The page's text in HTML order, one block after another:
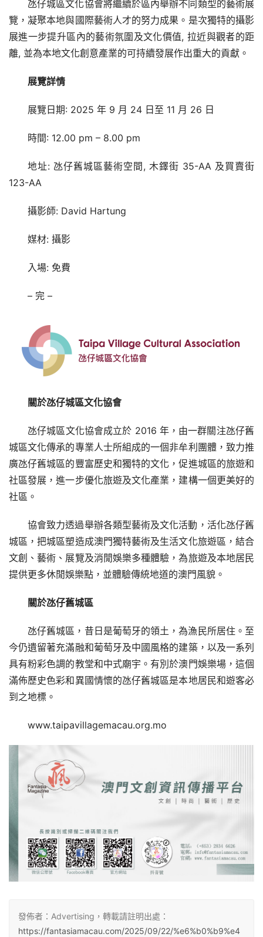
氹仔城區文化協會將繼續於區內舉辦不同類型的藝術展
覽，凝聚本地與國際藝術人才的努力成果。是次獨特的攝影
展進一步提升區內的藝術氛圍及文化價值, 拉近與觀者的距
離, 並為本地文化創意產業的可持續發展作出重大的貢獻。
展覽詳情
展覽日期: 2025 年 9 月 24 日至 11 月 26 日
時間: 12.00 pm – 8.00 pm
地址: 氹仔舊城區藝術空間, 木鐸街 35-AA 及買賣街
123-AA
攝影師: David Hartung
媒材: 攝影
入場: 免費
– 完 –
關於氹仔城區文化協會
氹仔城區文化協會成立於 2016 年，由一群關注氹仔舊
城區文化傳承的專業人士所組成的一個非牟利團體，致力推
廣氹仔舊城區的豐富歷史和獨特的文化，促進城區的旅遊和
社區發展，進一步優化旅遊及文化產業，建構一個更美好的
社區。
協會致力透過舉辦各類型藝術及文化活動，活化氹仔舊
城區，把城區塑造成澳門獨特藝術及生活文化旅遊區，結合
文創、藝術、展覽及消閒娛樂多種體驗，為旅遊及本地居民
提供更多休閒娛樂點，並體驗傳統地道的澳門風貌。
關於氹仔舊城區
氹仔舊城區，昔日是葡萄牙的領土，為漁民所居住。至
今仍遺留著充滿融和葡萄牙及中國風格的建築，以及一系列
具有粉彩色調的教堂和中式廟宇。有別於澳門娛樂場，這個
滿佈歷史色彩和異國情懷的氹仔舊城區是本地居民和遊客必
到之地標。
www.taipavillagemacau.org.mo
發佈者：Advertising，轉載請註明出處：
https://fantasiamacau.com/2025/09/22/%e6%b0%b9%e4